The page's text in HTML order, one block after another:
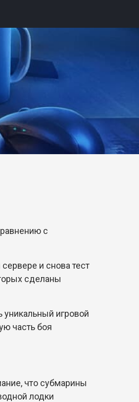
с
и снова тест
сделаны
игровой
часть боя
что субмарины
лодки